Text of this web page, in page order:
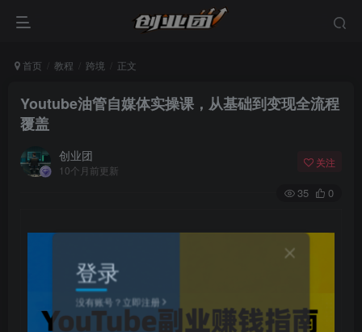
首页 教程 跨境 正文
Youtube油管自媒体实操课，从基础到变现全流程
覆盖
创业团
10个月前更新
关注
35 0
登录
没有账号？立即注册